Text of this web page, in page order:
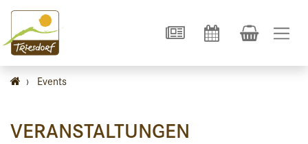
› Events
VERANSTALTUNGEN